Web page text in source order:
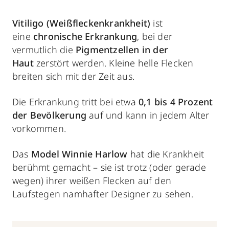
Vitiligo (Weißfleckenkrankheit) ist
eine chronische Erkrankung, bei der
vermutlich die Pigmentzellen in der
Hautzerstört werden. Kleine helle Flecken
breiten sich mit der Zeit aus.
Die Erkrankung tritt bei etwa 0,1 bis 4 Prozent
der Bevölkerung auf und kann in jedem Alter
vorkommen.
Das Model Winnie Harlow hat die Krankheit
berühmt gemacht – sie ist trotz (oder gerade
wegen) ihrer weißen Flecken auf den
Laufstegen namhafter Designer zu sehen.